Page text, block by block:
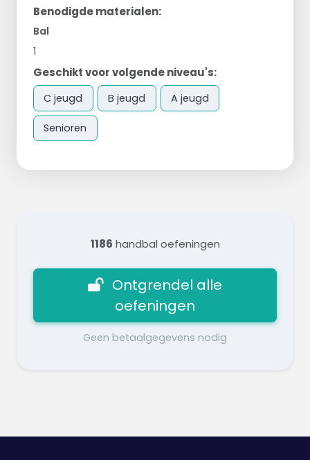
Benodigde materialen:
Bal
1
Geschikt voor volgende niveau's:
C jeugd B jeugd A jeugd
Senioren
1186 handbal oefeningen
Ontgrendel alle
oefeningen
Geen betaalgegevens nodig